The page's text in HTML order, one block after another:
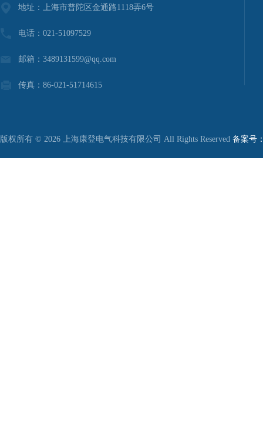
地址：上海市普陀区金通路1118弄6号
电话：021-51097529
邮箱：3489131599@qq.com
传真：86-021-51714615
版权所有 © 2026 上海康登电气科技有限公司 All Rights Reserved 备案号